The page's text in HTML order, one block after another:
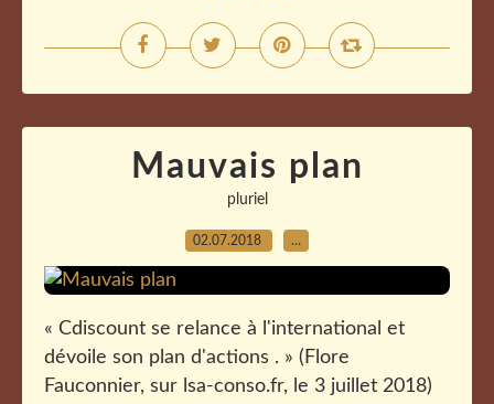
Mauvais plan
pluriel
02.07.2018 …
« Cdiscount se relance à l'international et
dévoile son plan d'actions . » (Flore
Fauconnier, sur lsa-conso.fr, le 3 juillet 2018)